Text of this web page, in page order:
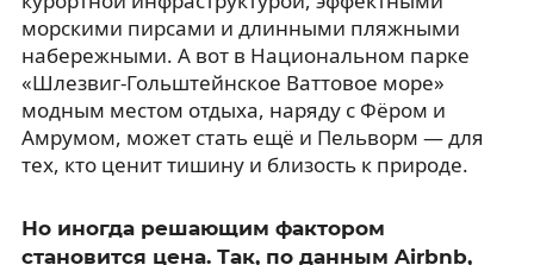
морскими пирсами и длинными пляжными
набережными. А вот в Национальном парке
«Шлезвиг-Гольштейнское Ваттовое море»
модным местом отдыха, наряду с Фёром и
Амрумом, может стать ещё и Пельворм — для
тех, кто ценит тишину и близость к природе.
Но иногда решающим фактором
становится цена. Так, по данным Airbnb,